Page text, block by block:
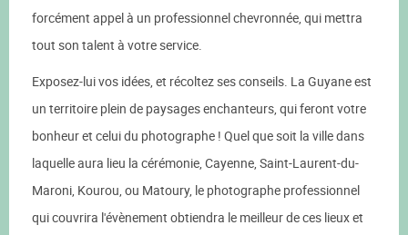
forcément appel à un professionnel chevronnée, qui mettra
tout son talent à votre service.
Exposez-lui vos idées, et récoltez ses conseils. La Guyane est
un territoire plein de paysages enchanteurs, qui feront votre
bonheur et celui du photographe ! Quel que soit la ville dans
laquelle aura lieu la cérémonie, Cayenne, Saint-Laurent-du-
Maroni, Kourou, ou Matoury, le photographe professionnel
qui couvrira l'évènement obtiendra le meilleur de ces lieux et